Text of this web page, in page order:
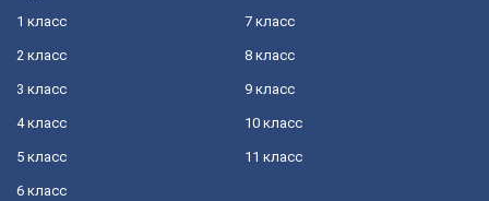
1 класс
2 класс
3 класс
4 класс
5 класс
6 класс
7 класс
8 класс
9 класс
10 класс
11 класс